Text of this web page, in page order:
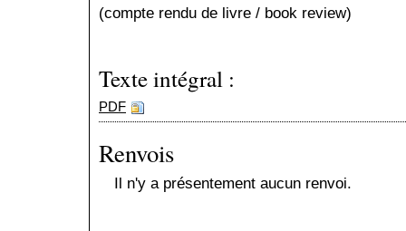
(compte rendu de livre / book review)
Texte intégral :
PDF
Renvois
Il n'y a présentement aucun renvoi.